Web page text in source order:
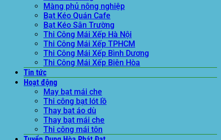
Màng phủ nông nghiệp
Bạt Kéo Quán Cafe
Bạt Kéo Sân Trường
Thi Công Mái Xếp Hà Nội
Thi Công Mái Xếp TPHCM
Thi Công Mái Xếp Bình Dương
Thi Công Mái Xếp Biên Hòa
Tin tức
Hoạt động
May bạt mái che
Thi công bạt lót lồ
Thay bạt áo dù
Thay bạt mái che
Thi công mái tôn